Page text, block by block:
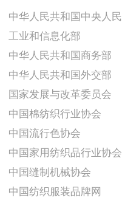
工业和信息化部
中华人民共和国商务部
中华人民共和国外交部
国家发展与改革委员会
中国棉纺织行业协会
中国流行色协会
中国家用纺织品行业协会
中国缝制机械协会
中国纺织服装品牌网